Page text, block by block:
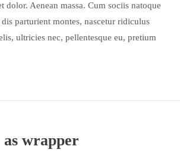
dolor. Aenean massa. Cum sociis natoque
parturient montes, nascetur ridiculus
ultricies nec, pellentesque eu, pretium
wrapper